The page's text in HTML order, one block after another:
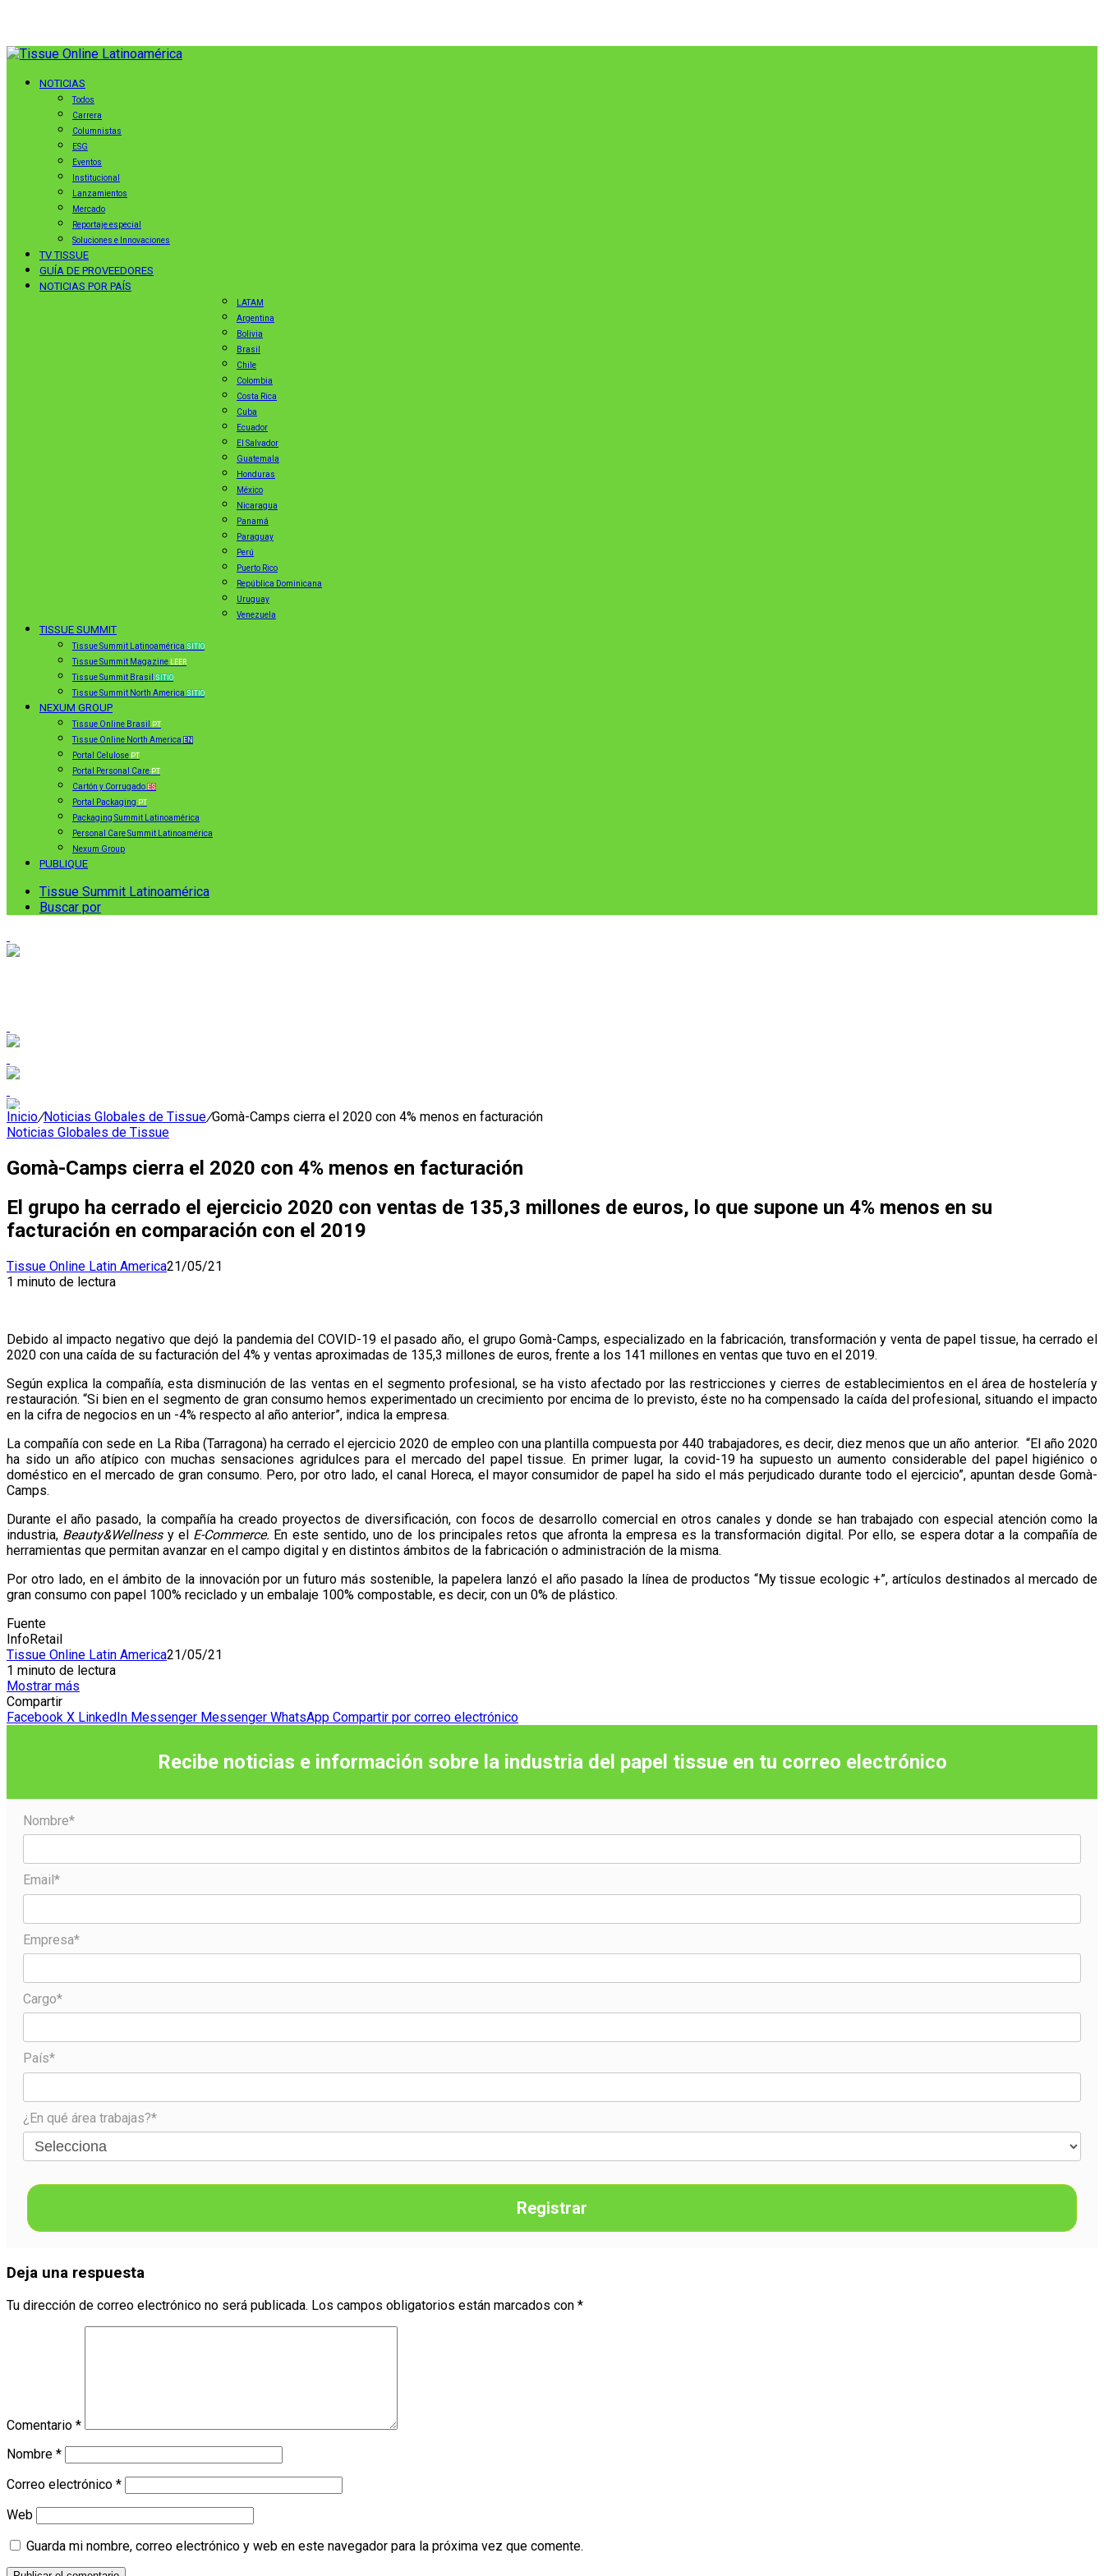
NOTICIAS
Todos
Carrera
Columnistas
ESG
Eventos
Institucional
Lanzamientos
Mercado
Reportaje especial
Soluciones e Innovaciones
TV TISSUE
GUÍA DE PROVEEDORES
NOTICIAS POR PAÍS
LATAM
Argentina
Bolivia
Brasil
Chile
Colombia
Costa Rica
Cuba
Ecuador
El Salvador
Guatemala
Honduras
México
Nicaragua
Panamá
Paraguay
Perú
Puerto Rico
República Dominicana
Uruguay
Venezuela
TISSUE SUMMIT
Tissue Summit Latinoamérica SITIO
Tissue Summit Magazine LEER
Tissue Summit Brasil SITIO
Tissue Summit North America SITIO
NEXUM GROUP
Tissue Online Brasil PT
Tissue Online North America EN
Portal Celulose PT
Portal Personal Care PT
Cartón y Corrugado ES
Portal Packaging PT
Packaging Summit Latinoamérica
Personal Care Summit Latinoamérica
Nexum Group
PUBLIQUE
Tissue Summit Latinoamérica
Buscar por
Inicio/Noticias Globales de Tissue/Gomà-Camps cierra el 2020 con 4% menos en facturación
Noticias Globales de Tissue
Gomà-Camps cierra el 2020 con 4% menos en facturación
El grupo ha cerrado el ejercicio 2020 con ventas de 135,3 millones de euros, lo que supone un 4% menos en su
facturación en comparación con el 2019
Tissue Online Latin America21/05/21
1 minuto de lectura
Debido al impacto negativo que dejó la pandemia del COVID-19 el pasado año, el grupo Gomà-Camps, especializado en la fabricación, transformación y venta de papel tissue, ha cerrado el
2020 con una caída de su facturación del 4% y ventas aproximadas de 135,3 millones de euros, frente a los 141 millones en ventas que tuvo en el 2019.
Según explica la compañía, esta disminución de las ventas en el segmento profesional, se ha visto afectado por las restricciones y cierres de establecimientos en el área de hostelería y
restauración. “Si bien en el segmento de gran consumo hemos experimentado un crecimiento por encima de lo previsto, éste no ha compensado la caída del profesional, situando el impacto
en la cifra de negocios en un -4% respecto al año anterior”, indica la empresa.
La compañía con sede en La Riba (Tarragona) ha cerrado el ejercicio 2020 de empleo con una plantilla compuesta por 440 trabajadores, es decir, diez menos que un año anterior. “El año 2020
ha sido un año atípico con muchas sensaciones agridulces para el mercado del papel tissue. En primer lugar, la covid-19 ha supuesto un aumento considerable del papel higiénico o
doméstico en el mercado de gran consumo. Pero, por otro lado, el canal Horeca, el mayor consumidor de papel ha sido el más perjudicado durante todo el ejercicio”, apuntan desde Gomà-
Camps.
Durante el año pasado, la compañía ha creado proyectos de diversificación, con focos de desarrollo comercial en otros canales y donde se han trabajado con especial atención como la
industria, Beauty&Wellnessy el E-Commerce. En este sentido, uno de los principales retos que afronta la empresa es la transformación digital. Por ello, se espera dotar a la compañía de
herramientas que permitan avanzar en el campo digital y en distintos ámbitos de la fabricación o administración de la misma.
Por otro lado, en el ámbito de la innovación por un futuro más sostenible, la papelera lanzó el año pasado la línea de productos “My tissue ecologic +”, artículos destinados al mercado de
gran consumo con papel 100% reciclado y un embalaje 100% compostable, es decir, con un 0% de plástico.
Fuente
InfoRetail
Tissue Online Latin America21/05/21
1 minuto de lectura
Mostrar más
Compartir
Facebook X LinkedIn Messenger Messenger WhatsApp Compartir por correo electrónico
Recibe noticias e información sobre la industria del papel tissue en tu correo electrónico
Nombre*
Email*
Empresa*
Cargo*
País*
¿En qué área trabajas?*
Registrar
Deja una respuesta
Tu dirección de correo electrónico no será publicada. Los campos obligatorios están marcados con *
Comentario *
Nombre *
Correo electrónico *
Web
Guarda mi nombre, correo electrónico y web en este navegador para la próxima vez que comente.